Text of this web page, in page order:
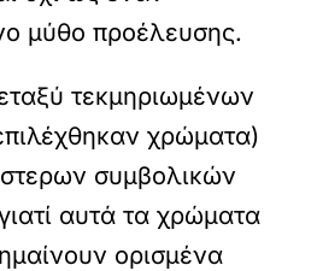
μύθο προέλευσης.
τεκμηριωμένων
χρώματα)
συμβολικών
αυτά τα χρώματα
ορισμένα